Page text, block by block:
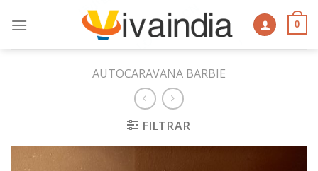
0
AUTOCARAVANA BARBIE
FILTRAR